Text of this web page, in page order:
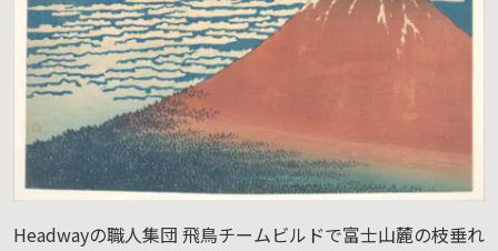
Headwayの職人集団 飛鳥チームビルドで富士山麓の枝垂れ